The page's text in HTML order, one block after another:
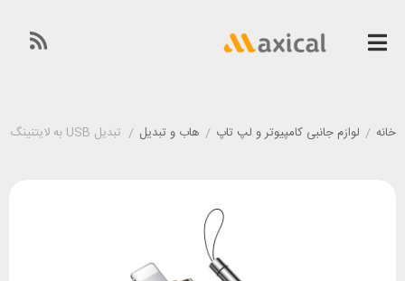
خانه / لوازم جانبی کامپیوتر و لپ تاپ / هاب و تبدیل / تبدیل USB به لایتنینگ و رم ریدر مک دودو Mcdodo OT-7850